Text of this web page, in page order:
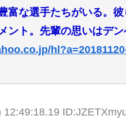
富な選手たちがいる。
ント。先輩の思いはデン
12:49:18.19